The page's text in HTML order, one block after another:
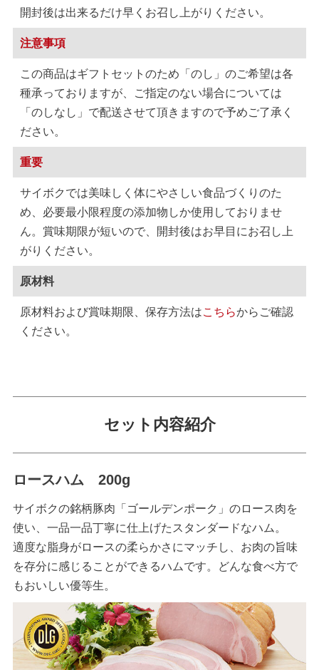
開封後は出来るだけ早くお召し上がりください。
注意事項
この商品はギフトセットのため「のし」のご希望は各
種承っておりますが、ご指定のない場合については
「のしなし」で配送させて頂きますので予めご了承く
ださい。
重要
サイボクでは美味しく体にやさしい食品づくりのた
め、必要最小限程度の添加物しか使用しておりませ
ん。賞味期限が短いので、開封後はお早目にお召し上
がりください。
原材料
原材料および賞味期限、保存方法はこちらからご確認
ください。
セット内容紹介
ロースハム 200g
サイボクの銘柄豚肉「ゴールデンポーク」のロース肉を
使い、一品一品丁寧に仕上げたスタンダードなハム。
適度な脂身がロースの柔らかさにマッチし、お肉の旨味
を存分に感じることができるハムです。どんな食べ方で
もおいしい優等生。